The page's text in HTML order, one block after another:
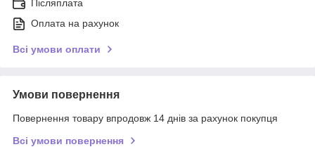
Післяплата
Оплата на рахунок
Всі умови оплати
Умови повернення
Повернення товару впродовж 14 днів за рахунок покупця
Всі умови повернення